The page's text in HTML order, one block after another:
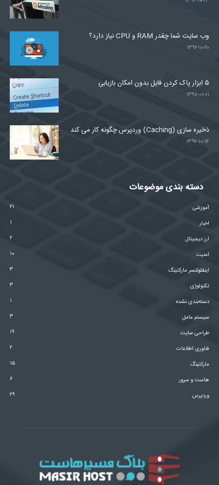
وب سایت شما چقدر RAM و CPU نیاز دارد؟
۱۳۹۶-۱۰-۲۰
۵ ابزار پاک کردن فایل بدون امکان بازیابی
۱۳۹۸-۰۱-۰۱
ذخیره سازی (Caching) وردپرس چگونه کار می کند
۱۳۹۷-۱۰-۱۴
دسته بندی موضوعات
آموزشی
۲۱
اخبار
۱
ارز دیجیتال
۲
امنیت
۱۰
اینفلوئنسر مارکتینگ
۳
تکنولوژی
۳
دسته‌بندی نشده
۱
سیستم عامل
۳
طراحی سایت
۱۹
فناوری اطلاعات
۲
مارکتینگ
۱۵
هاست و سرور
۶
وردپرس
۲۹